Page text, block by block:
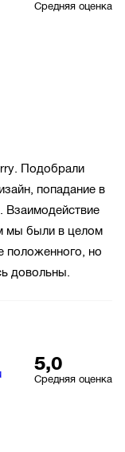
Средняя оценка
Подобрали
попадание в
Взаимодействие
мы были в целом
положенного, но
довольны.
5,0
Средняя оценка